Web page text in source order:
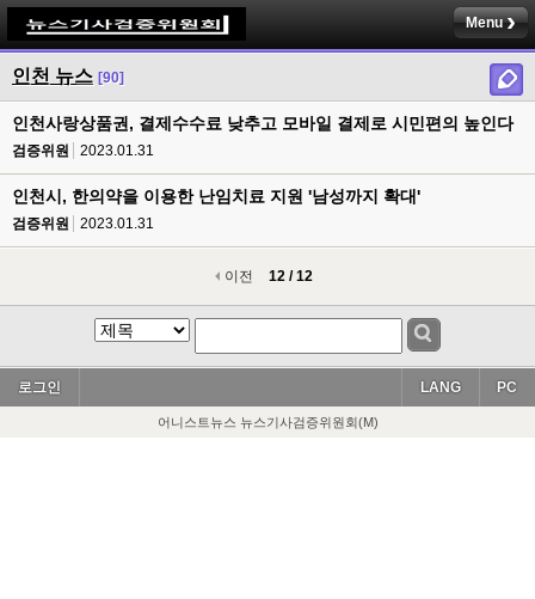
Menu
인천 뉴스 [90]
인천사랑상품권, 결제수수료 낮추고 모바일 결제로 시민편의 높인다
검증위원 2023.01.31
인천시, 한의약을 이용한 난임치료 지원 '남성까지 확대'
검증위원 2023.01.31
이전 12 / 12
로그인 PC
LANG
어니스트뉴스 뉴스기사검증위원회(M)